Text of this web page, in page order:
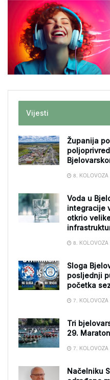
Vijesti
Županija
8. KOLOVOZA
Voda u
integracije
otkrio
8. KOLOVOZA
Sloga
posljednji
početka
7. KOLOVOZA
Tri
29.
7. KOLOVOZA
Načelniku